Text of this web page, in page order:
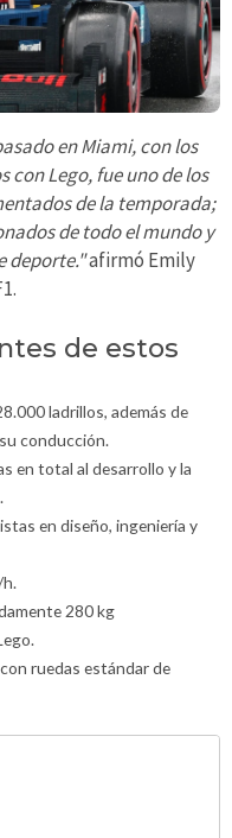
en Miami, con los
Lego, fue uno de los
de la temporada;
de todo el mundo y
deporte."afirmó Emily
de estos
ladrillos, además de
conducción.
en total al desarrollo y la
en diseño, ingeniería y
h.
280 kg
ruedas estándar de